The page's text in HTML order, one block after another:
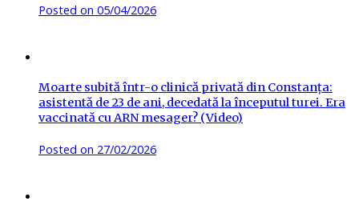
Posted on 05/04/2026
Moarte subită într-o clinică privată din Constanța:
asistentă de 23 de ani, decedată la începutul turei. Era
vaccinată cu ARN mesager? (Video)
Posted on 27/02/2026